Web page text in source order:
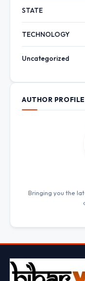
STATE
TECHNOLOGY
Uncategorized
AUTHOR PROFILE
Bringing you the